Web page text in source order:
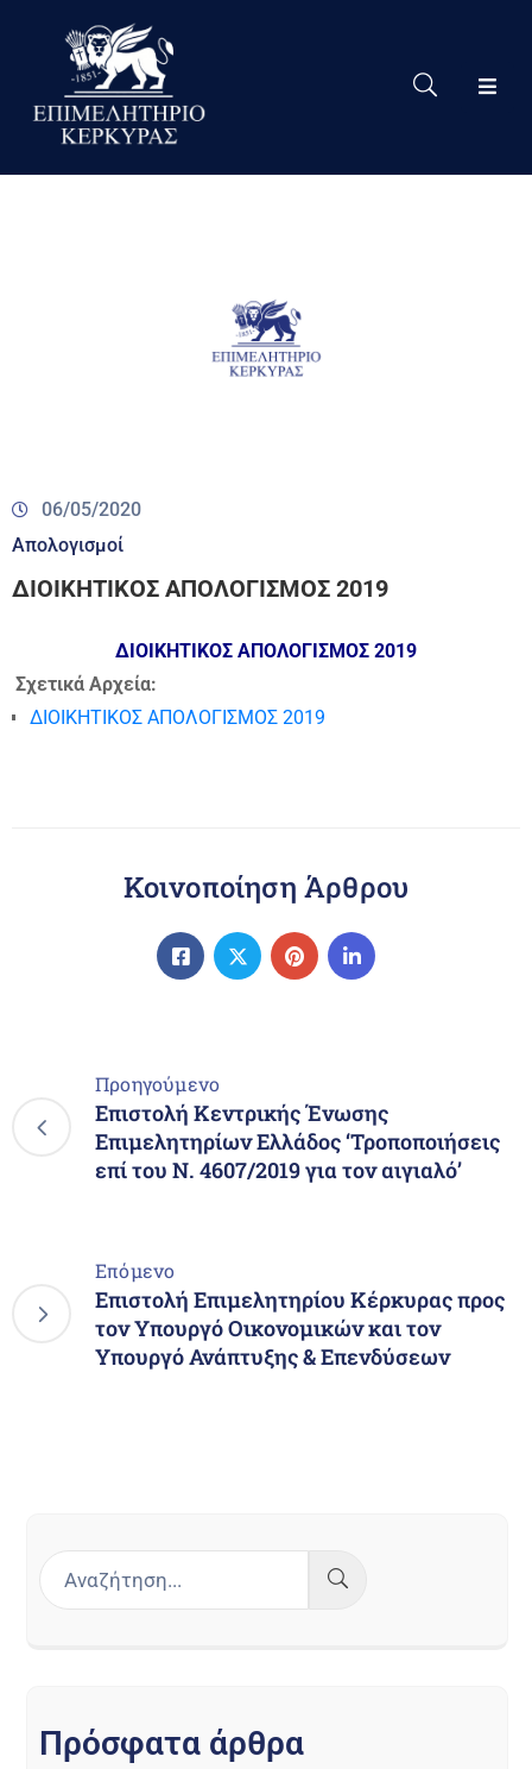
Το
Eπιμελητήριο
06/05/2020
Απολογισμοί
ΔΙΟΙΚΗΤΙΚΟΣ ΑΠΟΛΟΓΙΣΜΟΣ 2019
ΔΙΟΙΚΗΤΙΚΟΣ ΑΠΟΛΟΓΙΣΜΟΣ 2019
Σχετικά Αρχεία:
ΔΙΟΙΚΗΤΙΚΟΣ ΑΠΟΛΟΓΙΣΜΟΣ 2019
Κοινοποίηση Άρθρου
Προηγούμενο
Επιστολή Κεντρικής Ένωσης
Επιμελητηρίων Ελλάδος ‘Τροποποιήσεις
επί του Ν. 4607/2019 για τον αιγιαλό’
Επόμενο
Επιστολή Επιμελητηρίου Κέρκυρας προς
τον Υπουργό Οικονομικών και τον
Υπουργό Ανάπτυξης & Επενδύσεων
Πρόσφατα άρθρα